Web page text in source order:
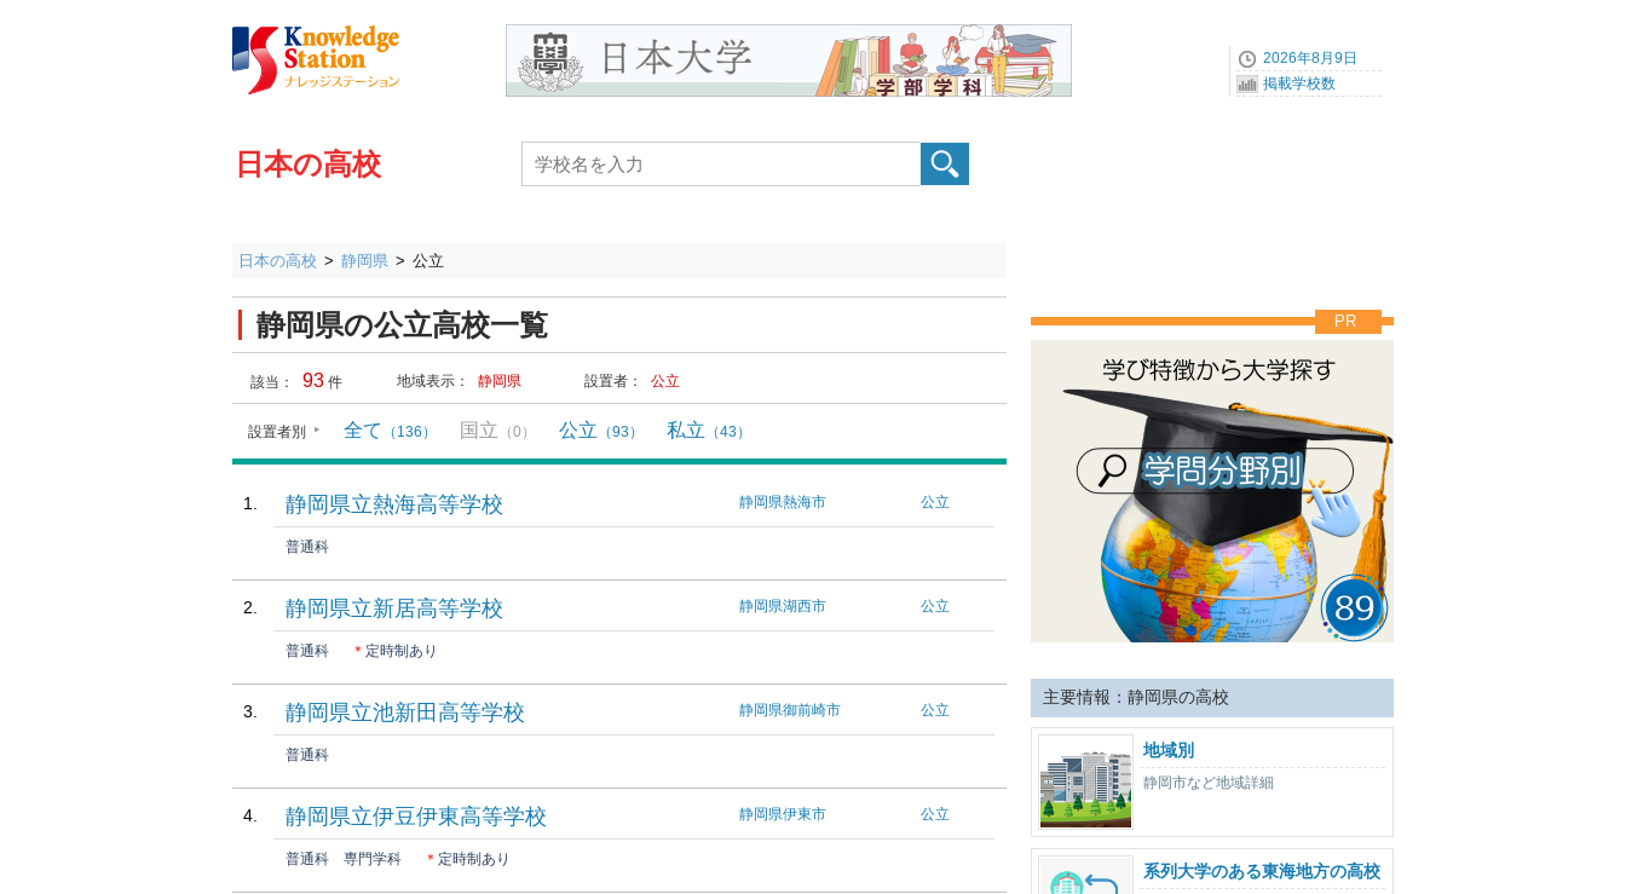
2026年8月9日
掲載学校数
日本の高校
日本の高校 静岡県 公立
静岡県の公立高校一覧
該当： 93 件 地域表示： 静岡県 設置者： 公立
設置者別 全て （136） 国立 （0） 公立 （93） 私立 （43）
静岡県立熱海高等学校 静岡県熱海市 公立
普通科
静岡県立新居高等学校 静岡県湖西市 公立
普通科 ＊ 定時制あり
静岡県立池新田高等学校 静岡県御前崎市 公立
普通科
静岡県立伊豆伊東高等学校 静岡県伊東市 公立
普通科 専門学科 ＊ 定時制あり
PR
主要情報：静岡県の高校
地域別
静岡市など地域詳細
系列大学のある東海地方の高校